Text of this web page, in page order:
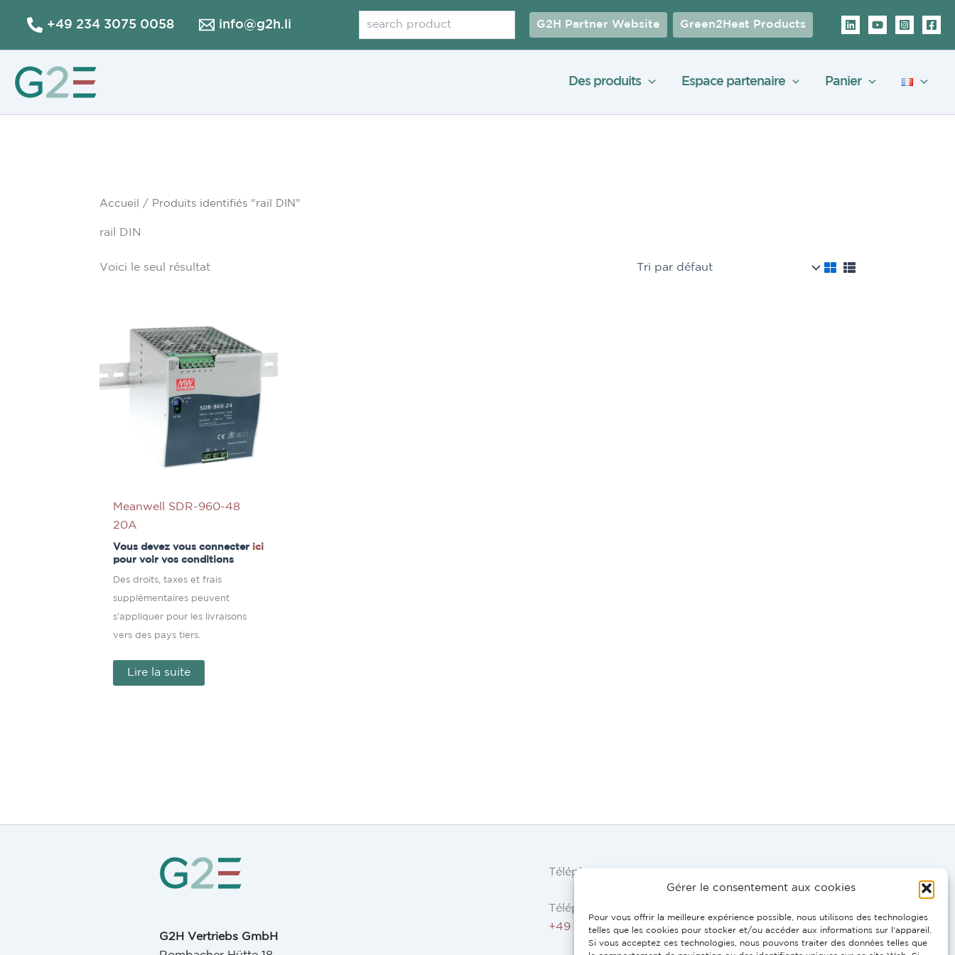
Gérer le consentement aux cookies
Pour vous offrir la meilleure expérience possible, nous utilisons des technologies
telles que les cookies pour stocker et/ou accéder aux informations sur l'appareil.
Si vous acceptez ces technologies, nous pouvons traiter des données telles que
+49 234 3075 0058 info@g2h.li G2H Partner Website Green2Heat Products
Des produits Espace partenaire Panier
Accueil / Produits identifiés “rail DIN”
rail DIN
Voici le seul résultat
Meanwell SDR-960-48
20A
Vous devez vous connecter ici
pour voir vos conditions
Des droits, taxes et frais
supplémentaires peuvent
s'appliquer pour les livraisons
vers des pays tiers.
Lire la suite
G2H Vertriebs GmbH
Téléphone
Téléphone AT, DE, EN:
+49 9503 5044 0695